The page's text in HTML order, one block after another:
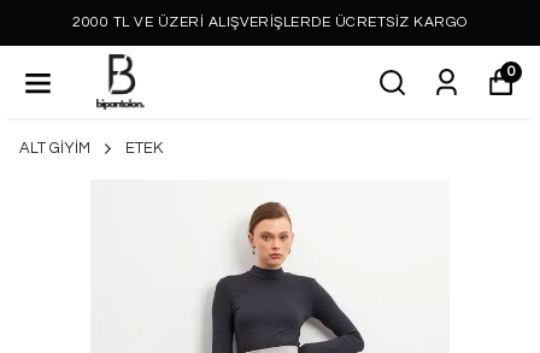
2000 TL VE ÜZERİ ALIŞVERİŞLERDE ÜCRETSİZ KARGO
0
ALT GİYİM ETEK